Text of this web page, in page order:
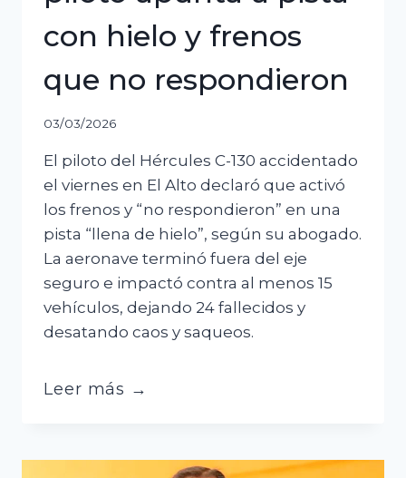
con hielo y frenos
que no respondieron
03/03/2026
El piloto del Hércules C-130 accidentado
el viernes en El Alto declaró que activó
los frenos y “no respondieron” en una
pista “llena de hielo”, según su abogado.
La aeronave terminó fuera del eje
seguro e impactó contra al menos 15
vehículos, dejando 24 fallecidos y
desatando caos y saqueos.
Leer más →
Hércules:
piloto